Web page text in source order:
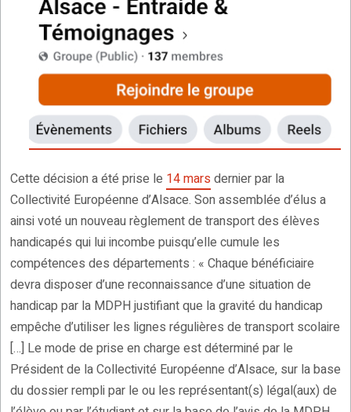
Cette décision a été prise le 14 marsdernier par la
Collectivité Européenne d’Alsace. Son assemblée d’élus a
ainsi voté un nouveau règlement de transport des élèves
handicapés qui lui incombe puisqu’elle cumule les
compétences des départements : « Chaque bénéficiaire
devra disposer d’une reconnaissance d’une situation de
handicap par la MDPH justifiant que la gravité du handicap
empêche d’utiliser les lignes régulières de transport scolaire
[…] Le mode de prise en charge est déterminé par le
Président de la Collectivité Européenne d’Alsace, sur la base
du dossier rempli par le ou les représentant(s) légal(aux) de